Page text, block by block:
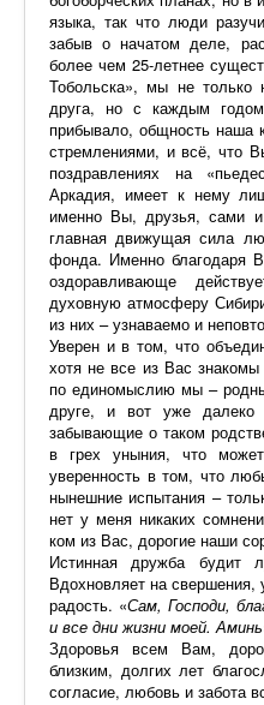
языка, так что люди
забыв о начатом деле,
более чем 25-летнее
Тобольска», мы не только
друга, но с каждым
прибывало, общность наша
стремлениями, и всё, что
поздравлениях на
Аркадия, имеет к нему
именно Вы, друзья, сами
главная движущая сила
фонда. Именно благодаря
оздоравливающе
духовную атмосферу
из них – узнаваемо и
Уверен и в том, что
хотя не все из Вас
по единомыслию мы –
друге, и вот уже
забывающие о таком
в грех уныния, что
уверенность в том, что
нынешние испытания –
нет у меня никаких
ком из Вас, дорогие наши
Истинная дружба будит
Вдохновляет на свершения,
радость. «Сам, Господи,
и все дни жизни моей. Аминь
Здоровья всем Вам,
близким, долгих лет
согласие, любовь и забота